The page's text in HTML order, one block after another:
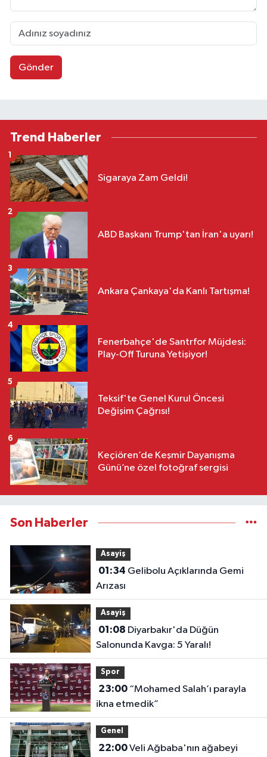
Gönder
Trend Haberler
Sigaraya Zam Geldi!
1
ABD Başkanı Trump'tan İran'a uyarı!
2
Ankara Çankaya'da Kanlı Tartışma!
3
Fenerbahçe'de Santrfor Müjdesi:
Play-Off Turuna Yetişiyor!
4
Teksif'te Genel Kurul Öncesi
Değişim Çağrısı!
5
Keçiören’de Keşmir Dayanışma
Günü’ne özel fotoğraf sergisi
6
Son Haberler
Asayiş
01:34
Arızası
Asayiş
01:08
Salonunda Kavga: 5 Yaralı!
Spor
23:00“Mohamed Salah’ı parayla
ikna etmedik”
Genel
22:00Veli Ağbaba'nın ağabeyi